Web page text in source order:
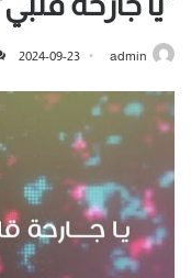
admin
2024-09-23